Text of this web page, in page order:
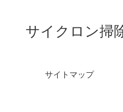
サイクロン掃
サイトマップ